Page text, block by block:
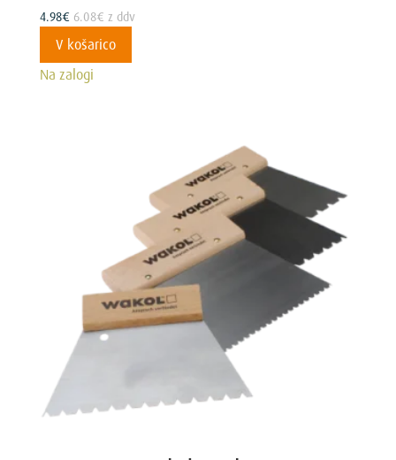
4.98€ 6.08€ z ddv
V košarico
Na zalogi